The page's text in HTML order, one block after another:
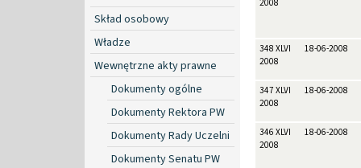
Skład osobowy
Władze
Wewnętrzne akty prawne
Dokumenty ogólne
Dokumenty Rektora PW
Dokumenty Rady Uczelni
Dokumenty Senatu PW
2008
348 XLVI
2008
18-06-2008
347 XLVI
2008
18-06-2008
346 XLVI
2008
18-06-2008